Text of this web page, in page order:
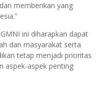
memberikan yang
ini diharapkan dapat
dan masyarakat serta
tetap menjadi prioritas
aspek-aspek penting